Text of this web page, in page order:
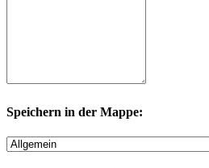
Speichern in der Mappe: